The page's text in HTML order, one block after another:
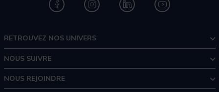
RETROUVEZ NOS UNIVERS
NOUS SUIVRE
NOUS REJOINDRE